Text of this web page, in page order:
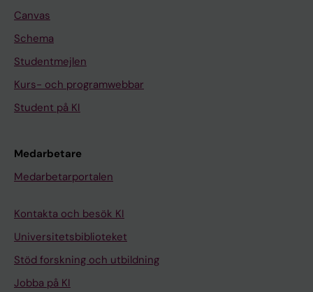
Canvas
Schema
Studentmejlen
Kurs- och programwebbar
Student på KI
Medarbetare
Medarbetarportalen
Kontakta och besök KI
Universitetsbiblioteket
Stöd forskning och utbildning
Jobba på KI